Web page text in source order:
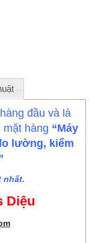
đầu và là
mặt hàng “Máy
lường, kiểm
nhất.
Diệu